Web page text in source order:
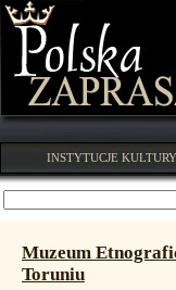
INSTYTUCJE
Muzeum
Toruniu